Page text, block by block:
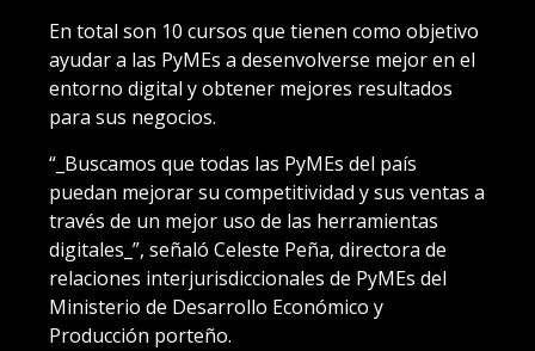
En total son 10 cursos que tienen como objetivo
ayudar a las PyMEs a desenvolverse mejor en el
entorno digital y obtener mejores resultados
para sus negocios.
“_Buscamos que todas las PyMEs del país
puedan mejorar su competitividad y sus ventas a
través de un mejor uso de las herramientas
digitales_”, señaló Celeste Peña, directora de
relaciones interjurisdiccionales de PyMEs del
Ministerio de Desarrollo Económico y
Producción porteño.